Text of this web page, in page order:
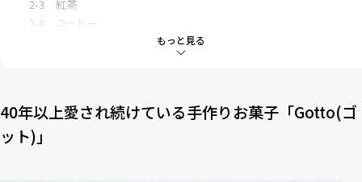
もっと見る
2-3
紅茶
2-4
コーヒー
40年以上愛され続けている手作りお菓子「Gotto(ゴ
ット)」